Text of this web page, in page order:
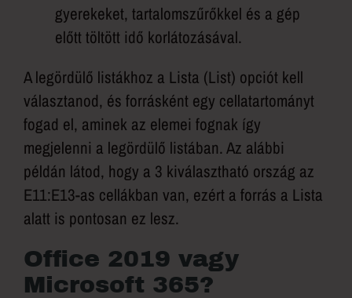
gyerekeket, tartalomszűrőkkel és a gép
előtt töltött idő korlátozásával.
A legördülő listákhoz a Lista (List) opciót kell
választanod, és forrásként egy cellatartományt
fogad el, aminek az elemei fognak így
megjelenni a legördülő listában. Az alábbi
példán látod, hogy a 3 kiválasztható ország az
E11:E13-as cellákban van, ezért a forrás a Lista
alatt is pontosan ez lesz.
Office 2019 vagy
Microsoft 365?